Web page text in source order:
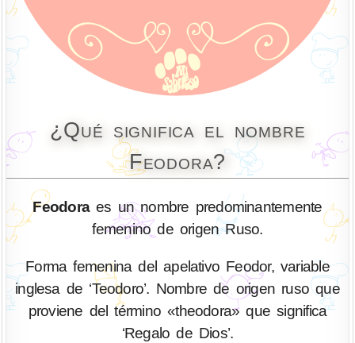
¿Qué significa el nombre
Feodora?
Feodoraes un nombre predominantemente
femenino de origen Ruso.
Forma femenina del apelativo Feodor, variable
inglesa de ‘Teodoro’. Nombre de origen ruso que
proviene del término «theodora» que significa
‘Regalo de Dios’.